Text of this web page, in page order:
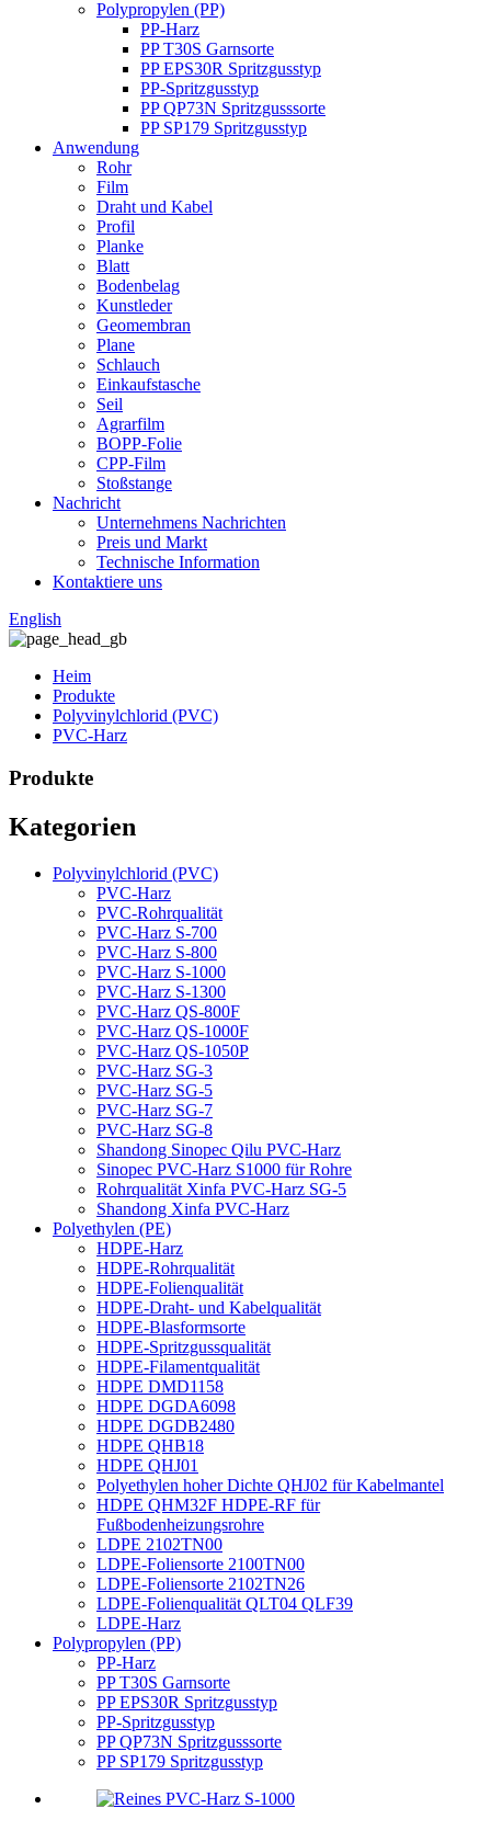
Polypropylen (PP)
PP-Harz
PP T30S Garnsorte
PP EPS30R Spritzgusstyp
PP-Spritzgusstyp
PP QP73N Spritzgusssorte
PP SP179 Spritzgusstyp
Anwendung
Rohr
Film
Draht und Kabel
Profil
Planke
Blatt
Bodenbelag
Kunstleder
Geomembran
Plane
Schlauch
Einkaufstasche
Seil
Agrarfilm
BOPP-Folie
CPP-Film
Stoßstange
Nachricht
Unternehmens Nachrichten
Preis und Markt
Technische Information
Kontaktiere uns
English
Heim
Produkte
Polyvinylchlorid (PVC)
PVC-Harz
Produkte
Kategorien
Polyvinylchlorid (PVC)
PVC-Harz
PVC-Rohrqualität
PVC-Harz S-700
PVC-Harz S-800
PVC-Harz S-1000
PVC-Harz S-1300
PVC-Harz QS-800F
PVC-Harz QS-1000F
PVC-Harz QS-1050P
PVC-Harz SG-3
PVC-Harz SG-5
PVC-Harz SG-7
PVC-Harz SG-8
Shandong Sinopec Qilu PVC-Harz
Sinopec PVC-Harz S1000 für Rohre
Rohrqualität Xinfa PVC-Harz SG-5
Shandong Xinfa PVC-Harz
Polyethylen (PE)
HDPE-Harz
HDPE-Rohrqualität
HDPE-Folienqualität
HDPE-Draht- und Kabelqualität
HDPE-Blasformsorte
HDPE-Spritzgussqualität
HDPE-Filamentqualität
HDPE DMD1158
HDPE DGDA6098
HDPE DGDB2480
HDPE QHB18
HDPE QHJ01
Polyethylen hoher Dichte QHJ02 für Kabelmantel
HDPE QHM32F HDPE-RF für
Fußbodenheizungsrohre
LDPE 2102TN00
LDPE-Foliensorte 2100TN00
LDPE-Foliensorte 2102TN26
LDPE-Folienqualität QLT04 QLF39
LDPE-Harz
Polypropylen (PP)
PP-Harz
PP T30S Garnsorte
PP EPS30R Spritzgusstyp
PP-Spritzgusstyp
PP QP73N Spritzgusssorte
PP SP179 Spritzgusstyp